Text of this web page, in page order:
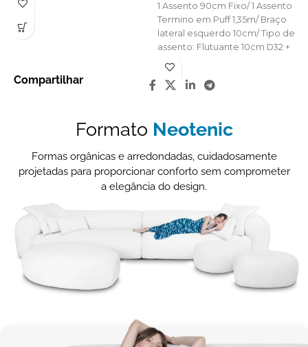
1 Assento 90cm Fixo/ 1 Assento
Termino em Puff 1,35m/ Braço
lateral esquerdo 10cm/ Tipo de
assento: Flutuante 10cm D32 +
molas ensacadas + manta
acrílica/ Tecido: Veludo Bege
Claro
Compartilhar
Formato Neotenic
Formas orgânicas e arredondadas, cuidadosamente
projetadas para proporcionar conforto sem comprometer
a elegância do design.